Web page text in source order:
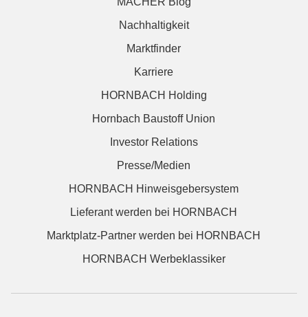
Nachhaltigkeit
Marktfinder
Karriere
HORNBACH Holding
Hornbach Baustoff Union
Investor Relations
Presse/Medien
HORNBACH Hinweisgebersystem
Lieferant werden bei HORNBACH
Marktplatz-Partner werden bei HORNBACH
HORNBACH Werbeklassiker